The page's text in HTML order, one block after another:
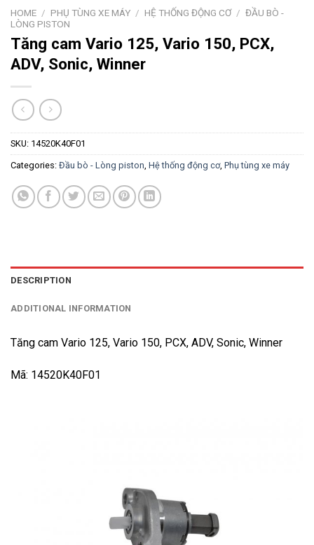
HOME / PHỤ TÙNG XE MÁY / HỆ THỐNG ĐỘNG CƠ / ĐẦU BÒ -
LÒNG PISTON
Tăng cam Vario 125, Vario 150, PCX,
ADV, Sonic, Winner
SKU: 14520K40F01
Categories: Đầu bò - Lòng piston, Hệ thống động cơ, Phụ tùng xe máy
DESCRIPTION
ADDITIONAL INFORMATION
Tăng cam Vario 125, Vario 150, PCX, ADV, Sonic, Winner
Mã: 14520K40F01